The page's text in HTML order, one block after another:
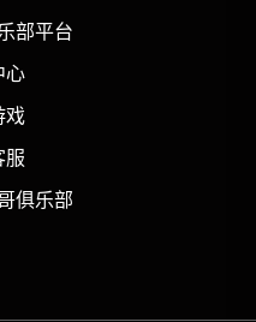
部平台
心
戏
服
俱乐部